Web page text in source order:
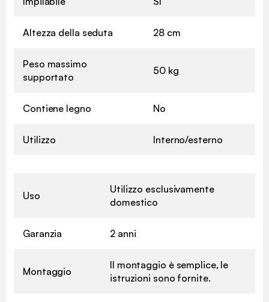
Altezza della seduta 28 cm
Peso massimo
supportato
50 kg
Contiene legno No
Utilizzo Interno/esterno
Uso
Utilizzo esclusivamente
domestico
Garanzia 2 anni
Montaggio
Il montaggio è semplice, le
istruzioni sono fornite.